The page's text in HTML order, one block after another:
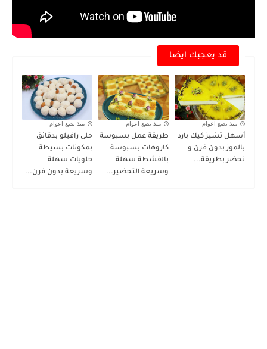
قد يعجبك ايضا
منذ بضع اعوام
أسهل تشيز كيك بارد
بالموز بدون فرن و
تحضر بطريقة...
منذ بضع اعوام
طريقة عمل بسبوسة
كاروهات بسبوسة
بالقشطة سهلة
وسريعة التحضير...
منذ بضع اعوام
حلى رافيلو بدقائق
بمكونات بسيطة
حلويات سهلة
وسريعة بدون فرن...